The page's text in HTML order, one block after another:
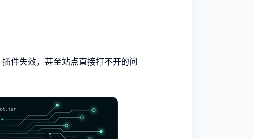
件失效，甚至站点直接打不开的问